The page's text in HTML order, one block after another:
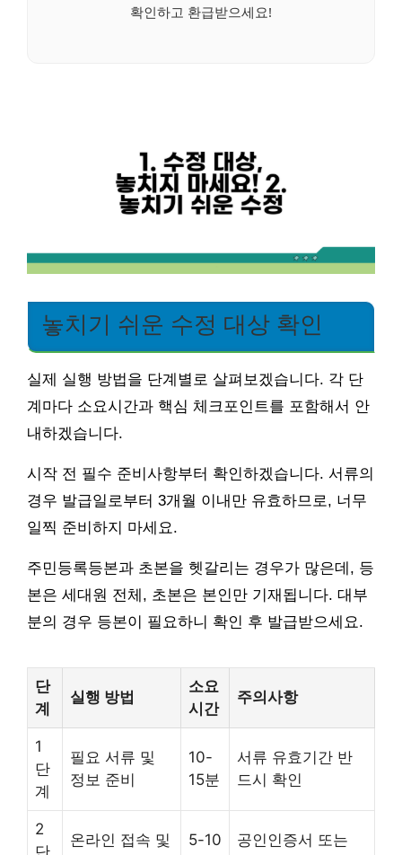
확인하고 환급받으세요!
놓치기 쉬운 수정 대상 확인
실제 실행 방법을 단계별로 살펴보겠습니다. 각 단
계마다 소요시간과 핵심 체크포인트를 포함해서 안
내하겠습니다.
시작 전 필수 준비사항부터 확인하겠습니다. 서류의
경우 발급일로부터 3개월 이내만 유효하므로, 너무
일찍 준비하지 마세요.
주민등록등본과 초본을 헷갈리는 경우가 많은데, 등
본은 세대원 전체, 초본은 본인만 기재됩니다. 대부
분의 경우 등본이 필요하니 확인 후 발급받으세요.
단
계
실행 방법
소요
시간
주의사항
1
단
계
필요 서류 및
정보 준비
10-
15분
서류 유효기간 반
드시 확인
2
온라인 접속 및
5-10
공인인증서 또는